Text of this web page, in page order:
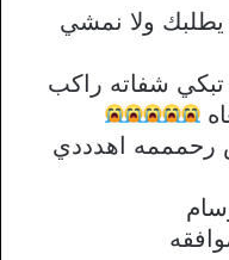
يطلبك ولا نمشي
شفاته راكب
رحمممه اهدددي